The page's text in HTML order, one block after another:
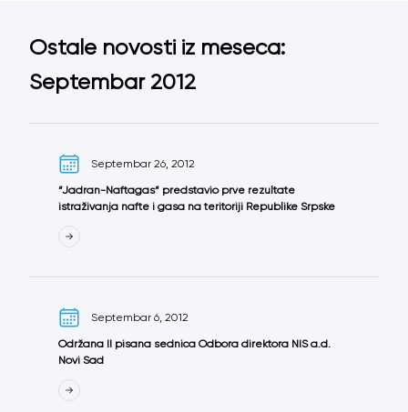
Ostale novosti iz meseca:
Septembar 2012
Septembar 26, 2012
“Jadran-Naftagas“ predstavio prve rezultate
istraživanja nafte i gasa na teritoriji Republike Srpske
Septembar 6, 2012
Održana II pisana sednica Odbora direktora NIS a.d.
Novi Sad